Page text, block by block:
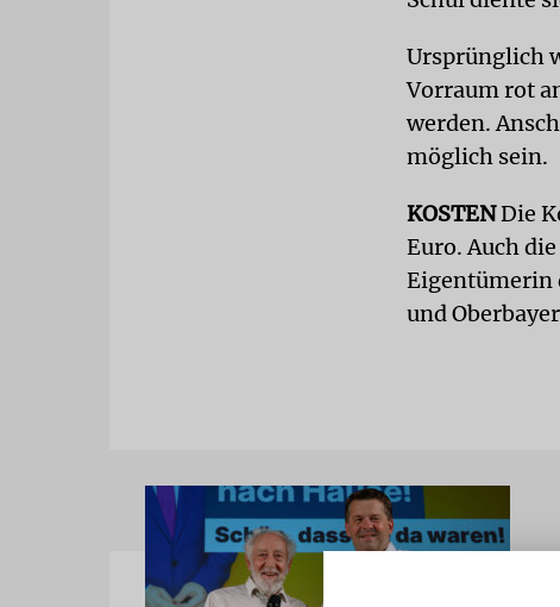
Ursprünglich
Vorraum rot
werden.
möglich sein.
KOSTENDie
Euro. Auch
Eigentümerin
und